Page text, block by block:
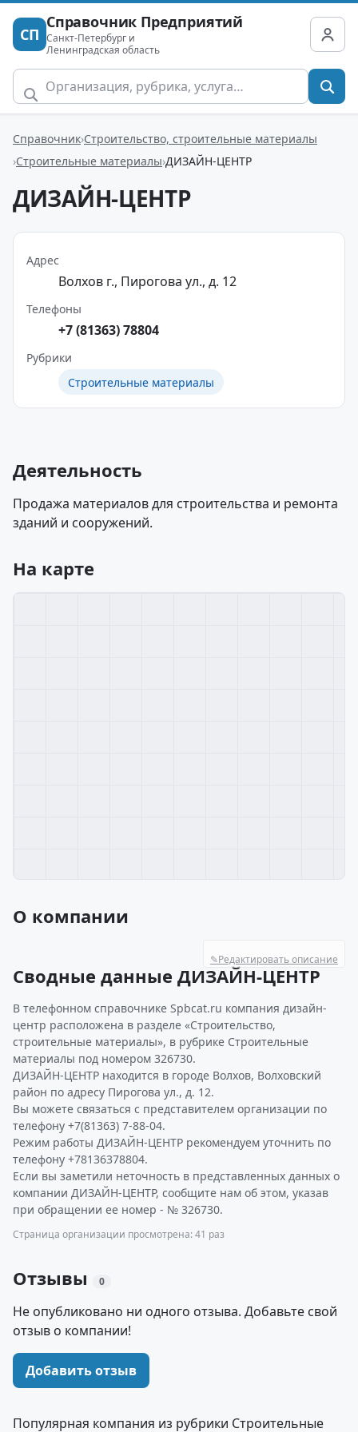
СП
Справочник Предприятий
Санкт-Петербург и
Ленинградская область
Справочник Строительство, строительные материалы
Строительные материалы ДИЗАЙН-ЦЕНТР
ДИЗАЙН-ЦЕНТР
Адрес
Волхов г., Пирогова ул., д. 12
Телефоны
+7 (81363) 78804
Рубрики
Строительные материалы
Деятельность
Продажа материалов для строительства и ремонта
зданий и сооружений.
На карте
О компании
✎Редактировать описание
Сводные данные ДИЗАЙН-ЦЕНТР
В телефонном справочнике Spbcat.ru компания дизайн-
центр расположена в разделе «Строительство,
строительные материалы», в рубрике Строительные
материалы под номером 326730.
ДИЗАЙН-ЦЕНТР находится в городе Волхов, Волховский
район по адресу Пирогова ул., д. 12.
Вы можете связаться с представителем организации по
телефону +7(81363) 7-88-04.
Режим работы ДИЗАЙН-ЦЕНТР рекомендуем уточнить по
телефону +78136378804.
Если вы заметили неточность в представленных данных о
компании ДИЗАЙН-ЦЕНТР, сообщите нам об этом, указав
при обращении ее номер - № 326730.
Страница организации просмотрена: 41 раз
Отзывы 0
Не опубликовано ни одного отзыва. Добавьте свой
отзыв о компании!
Добавить отзыв
Популярная компания из рубрики Строительные